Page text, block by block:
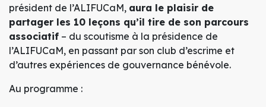
président de l’ALIFUCaM, aura le plaisir de
partager les 10 leçons qu’il tire de son parcours
associatif – du scoutisme à la présidence de
l’ALIFUCaM, en passant par son club d’escrime et
d’autres expériences de gouvernance bénévole.
Au programme :